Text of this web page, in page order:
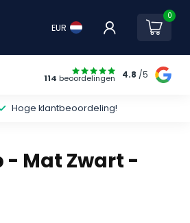
EUR
0
114 beoordelingen 4.8 /5
Hoge klantbeoordeling!
- Mat Zwart -